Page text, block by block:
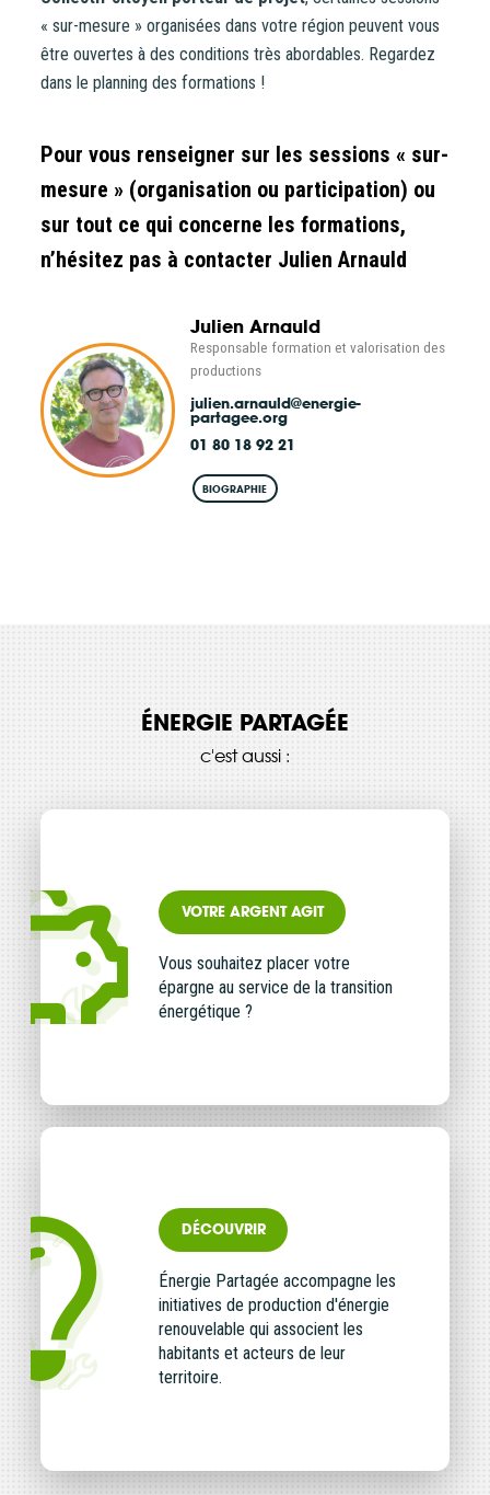
« sur-mesure » organisées dans votre région peuvent vous
être ouvertes à des conditions très abordables. Regardez
dans le planning des formations !
Pour vous renseigner sur les sessions « sur-
mesure » (organisation ou participation) ou
sur tout ce qui concerne les formations,
n’hésitez pas à contacter Julien Arnauld
Julien Arnauld
Responsable formation et valorisation des
productions
julien.arnauld@energie-
partagee.org
01 80 18 92 21
BIOGRAPHIE
ÉNERGIE PARTAGÉE
c'est aussi :
VOTRE ARGENT AGIT
Vous souhaitez placer votre
épargne au service de la transition
énergétique ?
DÉCOUVRIR
Énergie Partagée accompagne les
initiatives de production d'énergie
renouvelable qui associent les
habitants et acteurs de leur
territoire.